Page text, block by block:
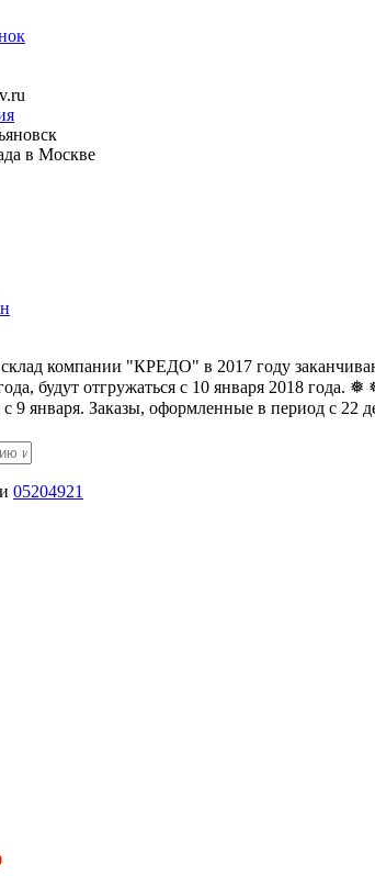
в Москве
компании "КРЕДО" в 2017 году заканчивают
будут отгружаться с 10 января 2018
с 9 января. Заказы, оформленные в период с
05204921